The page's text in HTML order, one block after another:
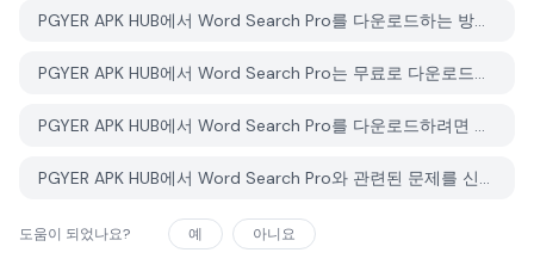
PGYER APK HUB에서 Word Search Pro를 다운로드하는 방법은 무엇인가요?
PGYER APK HUB에서 Word Search Pro는 무료로 다운로드할 수 있나요?
PGYER APK HUB에서 Word Search Pro를 다운로드하려면 계정이 필요한가요?
PGYER APK HUB에서 Word Search Pro와 관련된 문제를 신고하는 방법은 무엇인가요?
도움이 되었나요? 예 아니요